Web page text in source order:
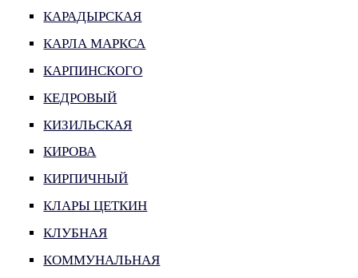
КАРАДЫРСКАЯ
КАРЛА МАРКСА
КАРПИНСКОГО
КЕДРОВЫЙ
КИЗИЛЬСКАЯ
КИРОВА
КИРПИЧНЫЙ
КЛАРЫ ЦЕТКИН
КЛУБНАЯ
КОММУНАЛЬНАЯ